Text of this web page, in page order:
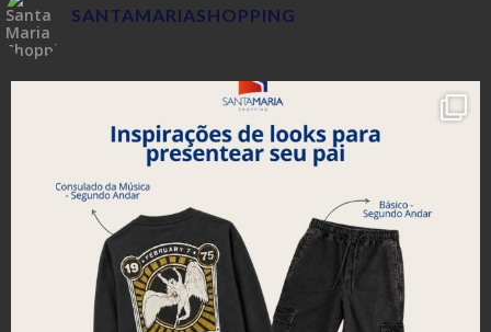
SANTAMARIASHOPPING